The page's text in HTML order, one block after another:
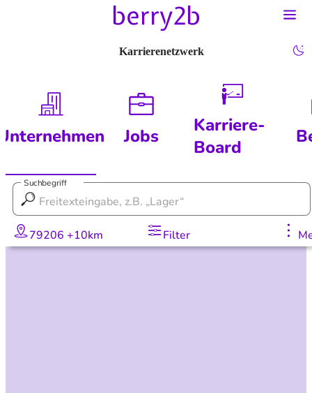
Karrierenetzwerk
Jobs
Karriere-
Board
Suchbegriff
79206 +10km Filter